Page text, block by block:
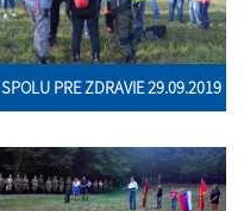
SPOLU PRE ZDRAVIE 29.09.2019